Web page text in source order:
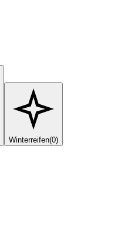
Winterreifen(0)